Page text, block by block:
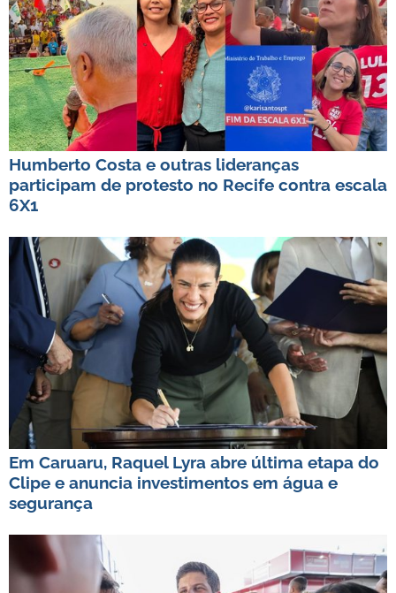
Humberto Costa e outras lideranças
participam de protesto no Recife contra escala
6X1
Em Caruaru, Raquel Lyra abre última etapa do
Clipe e anuncia investimentos em água e
segurança